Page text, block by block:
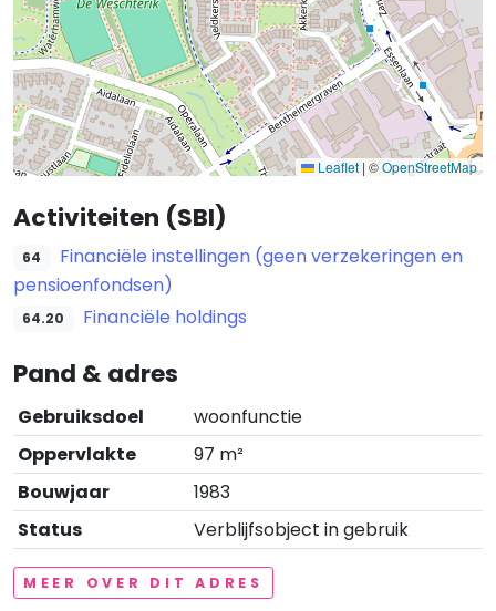
Leaflet | ©OpenStreetMap
Activiteiten (SBI)
64
Financiële instellingen (geen verzekeringen en
pensioenfondsen)
64.20 Financiële holdings
Pand & adres
Gebruiksdoel
woonfunctie
Oppervlakte
97 m²
Bouwjaar
1983
Status
Verblijfsobject in gebruik
MEER OVER DIT ADRES